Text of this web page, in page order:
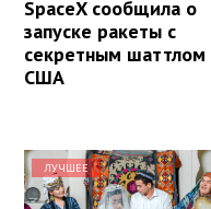
SpaceX сообщила о
запуске ракеты с
секретным шаттлом
США
ЛУЧШЕЕ